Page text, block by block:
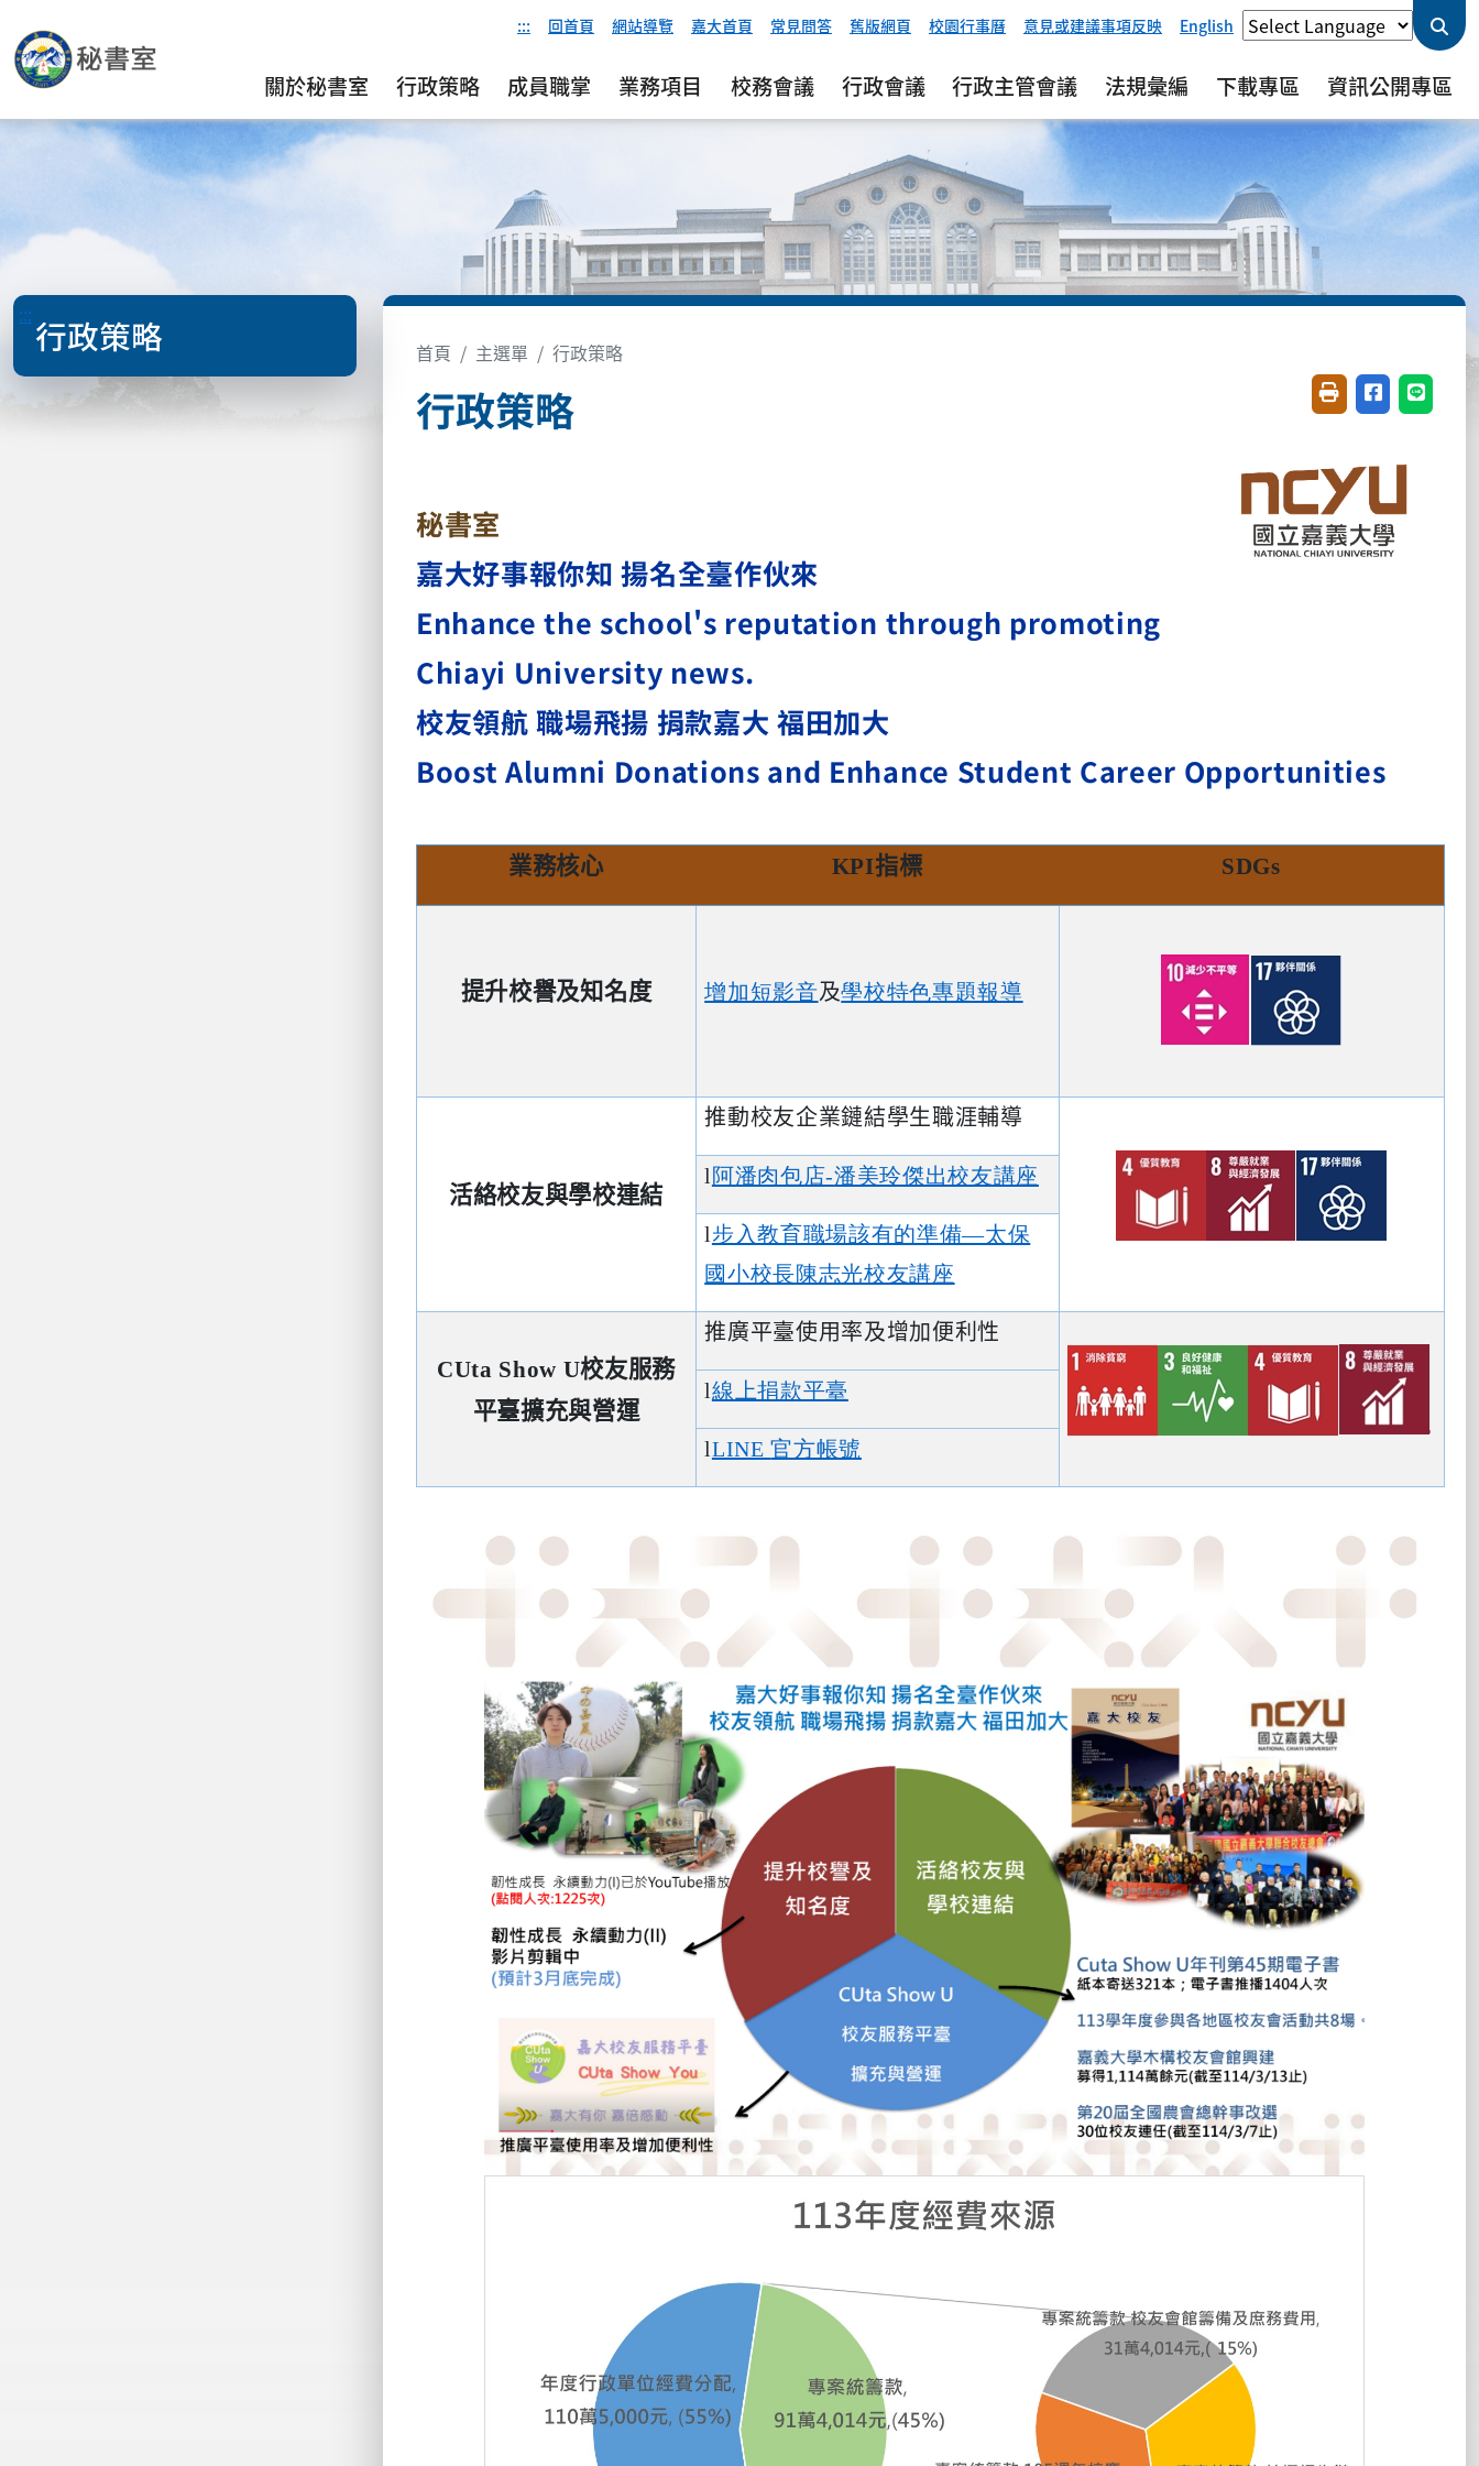
::: 回首頁 網站導覽 嘉大首頁 常見問答 舊版網頁 校園行事曆 意見或建議事項反映 English
關於秘書室 行政策略 成員職掌 業務項目 校務會議 行政會議 行政主管會議 法規彙編 下載專區 資訊公開專區
::: 行政策略 首頁 主選單 行政策略
行政策略 友善列印(開新視窗)
分享至臉書(
分享至
秘書室
嘉大好事報你知 揚名全臺作伙來
Enhance the school's reputation through promoting
Chiayi University news.
校友領航 職場飛揚 捐款嘉大 福田加大
Boost Alumni Donations and Enhance Student Career Opportunities
業務核心 KPI指標 SDGs
提升校譽及知名度 增加短影音及學校特色專題報導
活絡校友與學校連結
推動校友企業鏈結學生職涯輔導
l 阿潘肉包店-潘美玲傑出校友講座
l步入教育職場該有的準備—太保
國小校長陳志光校友講座
CUta Show U校友服務
平臺擴充與營運
推廣平臺使用率及增加便利性
l線上捐款平臺
lLINE官方帳號